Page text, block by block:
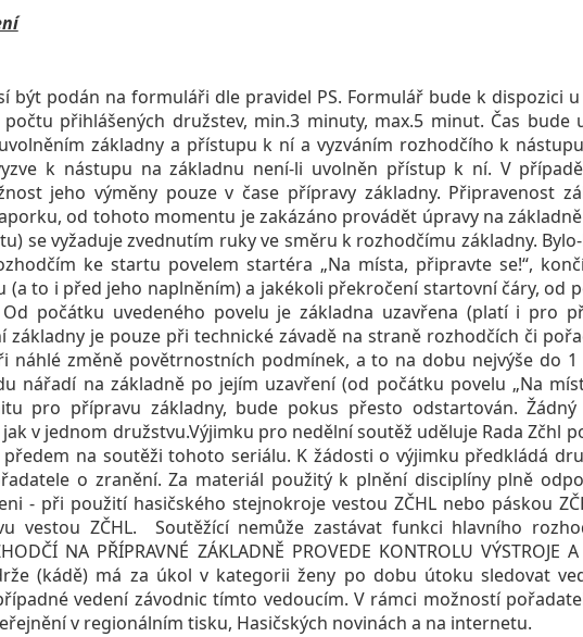
být podán na formuláři dle pravidel PS. Formulář bude k dispozici
počtu přihlášených družstev, min.3 minuty, max.5 minut. Čas
základny a přístupu k ní a vyzváním rozhodčího k
k nástupu na základnu není-li uvolněn přístup k ní. V
jeho výměny pouze v čase přípravy základny. Připravenost
od tohoto momentu je zakázáno provádět úpravy na
se vyžaduje zvednutím ruky ve směru k rozhodčímu základny.
ke startu povelem startéra „Na místa, připravte se!“,
(a to i před jeho naplněním) a jakékoli překročení startovní čáry, od
počátku uvedeného povelu je základna uzavřena (platí i pro
základny je pouze při technické závadě na straně rozhodčích či
náhlé změně povětrnostních podmínek, a to na dobu nejvýše do
nářadí na základně po jejím uzavření (od počátku povelu „Na
pro přípravu základny, bude pokus přesto odstartován.
v jednom družstvu.Výjimku pro nedělní soutěž uděluje Rada Zčhl
na soutěži tohoto seriálu. K žádosti o výjimku předkládá
o zranění. Za materiál použitý k plnění disciplíny plně
- při použití hasičského stejnokroje vestou ZČHL nebo páskou
vestou ZČHL. Soutěžící nemůže zastávat funkci hlavního
NA PŘÍPRAVNÉ ZÁKLADNĚ PROVEDE KONTROLU VÝSTROJE
(kádě) má za úkol v kategorii ženy po dobu útoku sledovat
vedení závodnic tímto vedoucím. V rámci možností
v regionálním tisku, Hasičských novinách a na internetu.